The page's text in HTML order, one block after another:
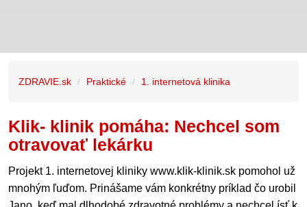
ZDRAVIE.sk Praktické 1. internetová klinika
Klik- klinik pomáha: Nechcel som
otravovať lekárku
Projekt 1. internetovej kliniky www.klik-klinik.sk pomohol už
mnohým ľuďom. Prinášame vám konkrétny príklad čo urobil